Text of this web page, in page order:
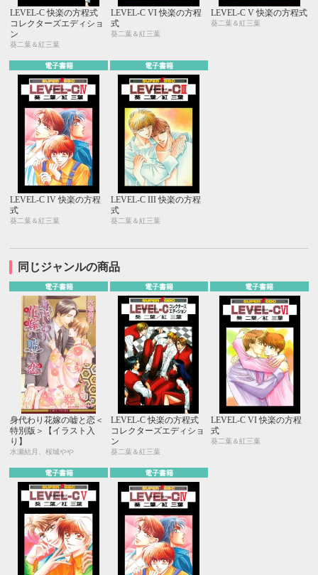
LEVEL-C 快楽の方程式
コレクターズエディショ
ン
葵二葉＆紅三葉
LEVEL-C VI 快楽の方程
式
葵二葉＆紅三葉
LEVEL-C V 快楽の方程式
葵二葉＆紅三葉
電子書籍
LEVEL-C IV 快楽の方程
式
葵二葉＆紅三葉
電子書籍
LEVEL-C III 快楽の方程
式
葵二葉＆紅三葉
同じジャンルの商品
電子書籍
身代わり花嫁の嘘と恋＜
特別版＞【イラスト入
り】
水瀬結月、桜城やや
電子書籍
LEVEL-C 快楽の方程式
コレクターズエディショ
ン
葵二葉＆紅三葉
電子書籍
LEVEL-C VI 快楽の方程
式
葵二葉＆紅三葉
電子書籍 電子書籍